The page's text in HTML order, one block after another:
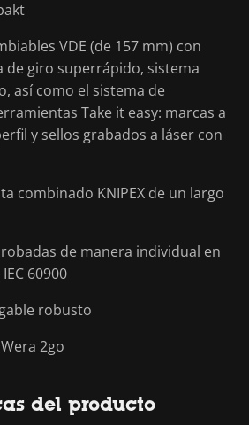
VDE (de 157 mm) con
de giro superrápido, sistema
así como el sistema de
Take it easy: marcas a
y sellos grabados a láser con
combinado KNIPEX de un largo
de manera individual en
60900
robusto
2go
del producto